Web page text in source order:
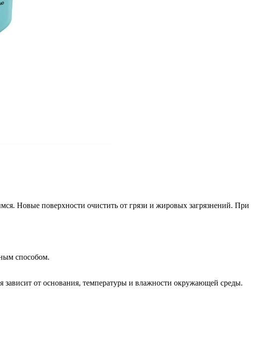
Новые поверхности очистить от грязи и жировых загрязнений. При
способом.
от основания, температуры и влажности окружающей среды.